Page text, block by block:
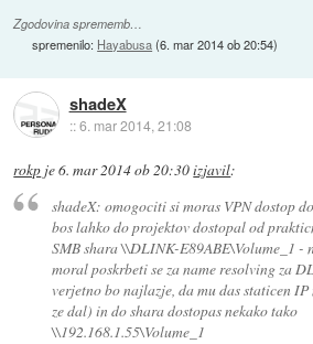
Zgodovina sprememb…
spremenilo: Hayabusa(6. mar 2014 ob 20:54)
shadeX
::6. mar 2014, 21:08
rokp je6. mar 2014 ob 20:30izjavil:
shadeX: omogociti si moras VPN dostop
bos lahko do projektov dostopal od
SMB shara \\DLINK-E89ABE\Volume_1 -
moral poskrbeti se za name resolving za
verjetno bo najlazje, da mu das staticen
ze dal) in do shara dostopas nekako tako
\\192.168.1.55\Volume_1